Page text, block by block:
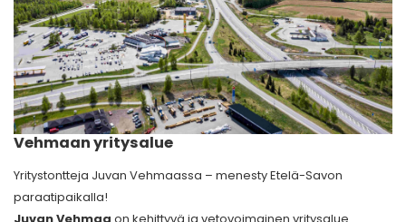
Vehmaan yritysalue
Yritystontteja Juvan Vehmaassa – menesty Etelä-Savon
paraatipaikalla!